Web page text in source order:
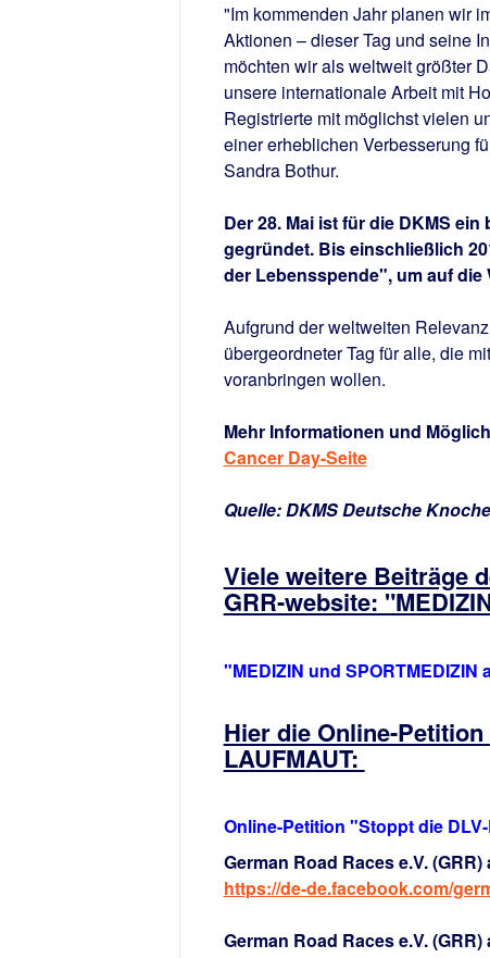
"Im kommenden Jahr planen wir
Aktionen – dieser Tag und seine
möchten wir als weltweit größter
unsere internationale Arbeit mit
Registrierte mit möglichst vielen
einer erheblichen Verbesserung
Sandra Bothur.
Der 28. Mai ist für die DKMS
gegründet. Bis einschließlich
der Lebensspende", um auf
Aufgrund der weltweiten
übergeordneter Tag für alle, die
voranbringen wollen.
Mehr Informationen und
Cancer Day-Seite
Quelle: DKMS Deutsche
Viele weitere Beiträge
GRR-website:
"MEDIZIN und SPORTMEDIZIN
Hier die Online-
LAUFMAUT:
Online-Petition "Stoppt die
German Road Races e.V.
https://de-de.facebook.com/
German Road Races e.V.